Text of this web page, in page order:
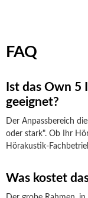
FAQ
Ist das Own
geeignet?
Der Anpassbereich
oder stark". Ob Ihr
Hörakustik-
Was kostet